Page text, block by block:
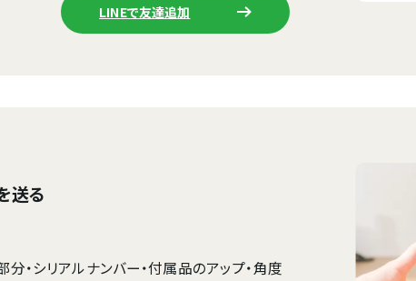
LINEで友達追加
送る
・シリアルナンバー・付属品のアップ・角度